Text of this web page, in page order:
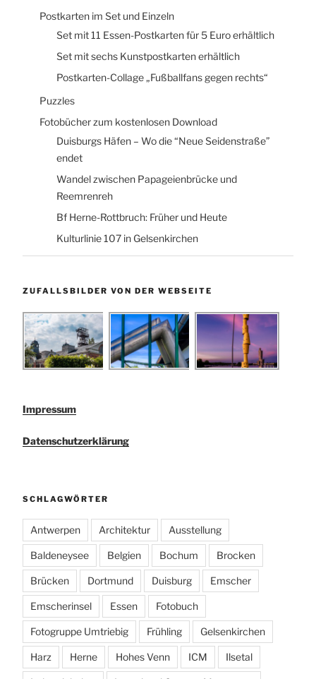
Postkarten im Set und Einzeln
Set mit 11 Essen-Postkarten für 5 Euro erhältlich
Set mit sechs Kunstpostkarten erhältlich
Postkarten-Collage „Fußballfans gegen rechts“
Puzzles
Fotobücher zum kostenlosen Download
Duisburgs Häfen – Wo die “Neue Seidenstraße”
endet
Wandel zwischen Papageienbrücke und
Reemrenreh
Bf Herne-Rottbruch: Früher und Heute
Kulturlinie 107 in Gelsenkirchen
ZUFALLSBILDER VON DER WEBSEITE
Impressum
Datenschutzerklärung
SCHLAGWÖRTER
Antwerpen Architektur Ausstellung
Baldeneysee Belgien Bochum Brocken
Brücken Dortmund Duisburg Emscher
Emscherinsel Essen Fotobuch
Fotogruppe Umtriebig Frühling Gelsenkirchen
Harz Herne Hohes Venn ICM Ilsetal